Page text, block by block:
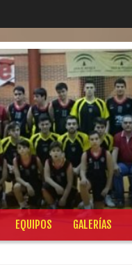
EQUIPOS GALERÍAS